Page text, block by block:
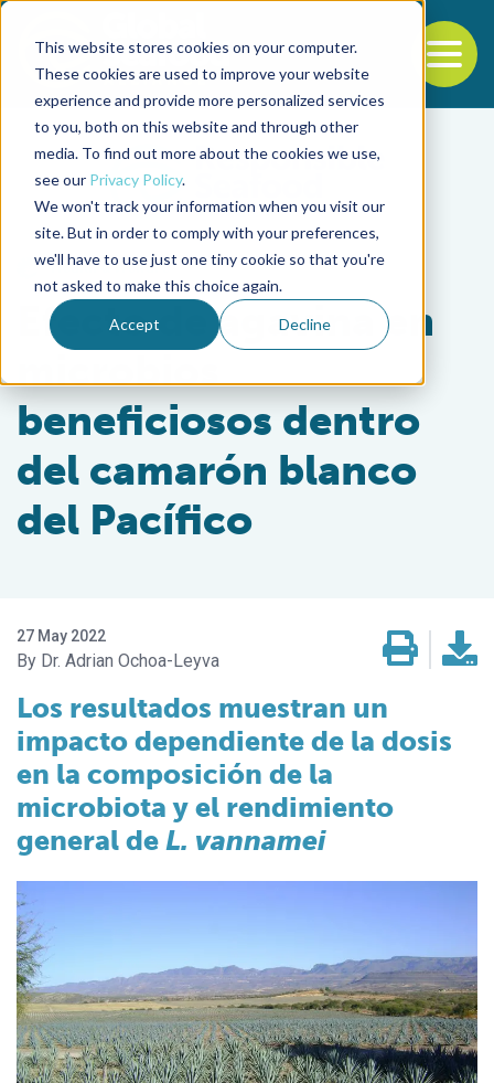
This website stores cookies on your computer.
These cookies are used to improve your website
experience and provide more personalized services
to you, both on this website and through other
media. To find out more about the cookies we use,
see our Privacy Policy.
We won't track your information when you visit our
site. But in order to comply with your preferences,
we'll have to use just one tiny cookie so that you're
not asked to make this choice again.
Accept Decline
Back to the start of the nav
Jump to the end of the navigation
Health & Welfare
Efecto de agavina en
microbios
beneficiosos dentro
del camarón blanco
del Pacífico
27 May 2022
Dr. Adrian Ochoa-Leyva
Los resultados muestran un
impacto dependiente de la dosis
en la composición de la
microbiota y el rendimiento
general deL. vannamei